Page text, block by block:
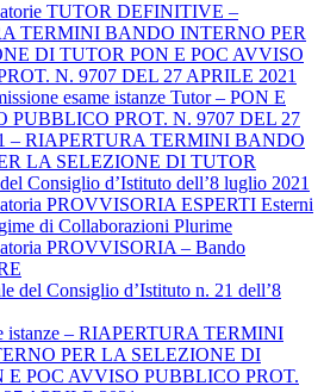
TUTOR DEFINITIVE –
TERMINI BANDO INTERNO PER
DI TUTOR PON E POC AVVISO
N. 9707 DEL 27 APRILE 2021
esame istanze Tutor – PON E
PUBBLICO PROT. N. 9707 DEL 27
– RIAPERTURA TERMINI BANDO
LA SELEZIONE DI TUTOR
Consiglio d’Istituto dell’8 luglio 2021
PROVVISORIA ESPERTI Esterni
di Collaborazioni Plurime
PROVVISORIA – Bando
del Consiglio d’Istituto n. 21 dell’8
istanze – RIAPERTURA TERMINI
PER LA SELEZIONE DI
E POC AVVISO PUBBLICO PROT.